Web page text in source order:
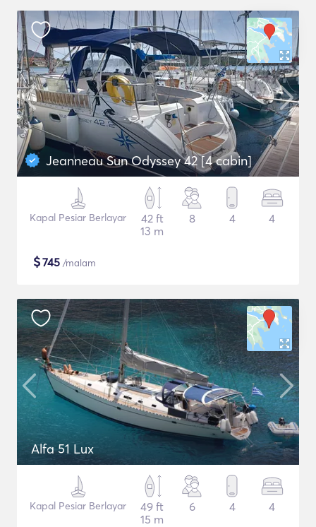
Jeanneau Sun Odyssey 42 [4 cabin]
Kapal Pesiar Berlayar
42 ft
13 m
8 4 4
$745 /malam
Alfa 51 Lux
Kapal Pesiar Berlayar
49 ft
15 m
6 4 4